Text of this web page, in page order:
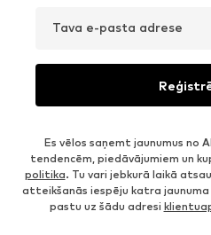
Tava e-pasta adrese
Es vēlos saņemt jaunumus no
tendencēm, piedāvājumiem un
politika. Tu vari jebkurā laikā
atteikšanās iespēju katra
pastu uz šādu adresi